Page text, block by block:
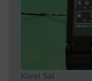
Karel Sál